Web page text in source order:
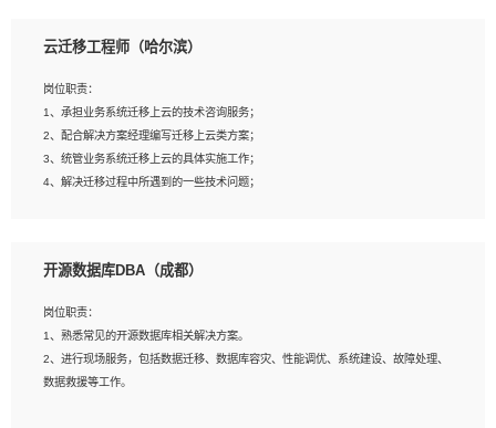
岗位要求：
2、熟悉tensorflow，keras，pytorch等常规深度学习框架，快速根据客户需求实现
有效的模型；
3、熟悉掌握至少一种编程语言，如：Python，Java；
4、 熟悉NLP相关算法与实现；
5、至少有一次及以上问答系统的项目实践，熟悉问答系统全流程开发者优先；
云迁移工程师（哈尔滨）
岗位职责：
1、承担业务系统迁移上云的技术咨询服务；
2、配合解决方案经理编写迁移上云类方案；
3、统管业务系统迁移上云的具体实施工作；
4、解决迁移过程中所遇到的一些技术问题；
1、专科及以上学历，三年以上工作经验，计算机等相关专业；
3、熟悉常见操作系统、存储、网络、 IO 等相关原理；
4、具有迁移工具实操经验，具备P2V、V2V迁移能力；
5、熟练华为、VMware虚拟化、云计算及云存储技术；
6、熟悉主流数据库、应用服务器、中间件部署架构和运维方法；
开源数据库DBA（成都）
岗位职责：
1、熟悉常见的开源数据库相关解决方案。
2、进行现场服务，包括数据迁移、数据库容灾、性能调优、系统建设、故障处理、
数据救援等工作。